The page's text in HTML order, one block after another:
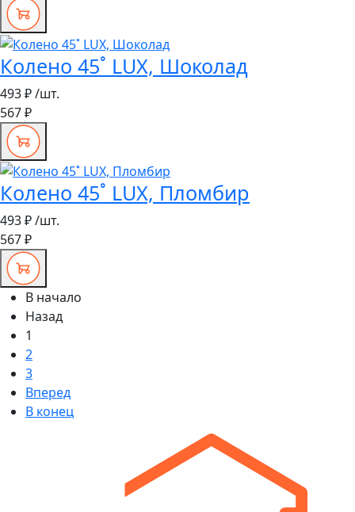
Колено 45˚ LUX, Шоколад
493 ₽/шт.
567 ₽
Колено 45˚ LUX, Пломбир
493 ₽/шт.
567 ₽
В начало
Назад
1
2
3
Вперед
В конец